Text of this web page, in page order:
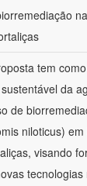
tem
da
de
niloticus)
visando